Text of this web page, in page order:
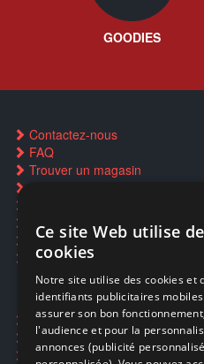
GOODIES
Contactez-nous
FAQ
Trouver un magasin
Restauration CD griffés
Réparations & SAV
Smartpoints
Ecogaming
Expédition & retours
Confidentialité
Ce site Web utilise
cookies
Notre site utilise des cookies et
identifiants publicitaires
assurer son bon
l'audience et pour la
annonces (publicité